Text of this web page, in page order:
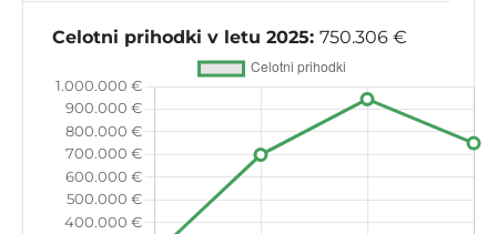
Celotni prihodki v letu 2025: 750.306 €